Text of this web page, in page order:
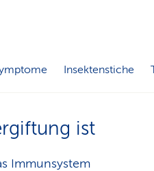
Insektenstiche
ist
Immunsystem